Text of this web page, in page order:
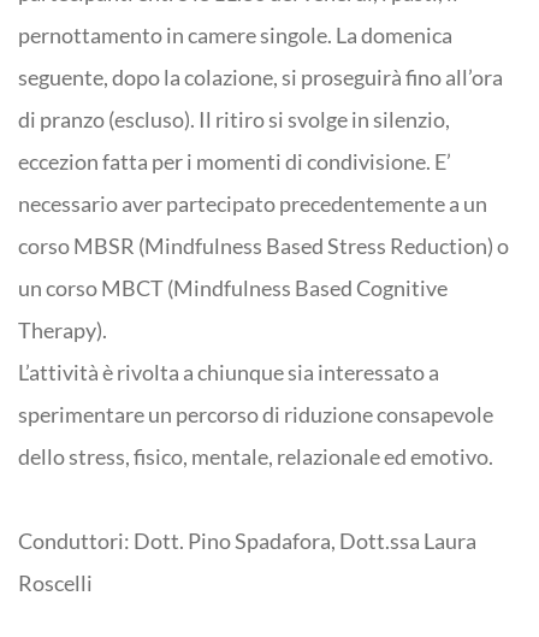
pernottamento in camere singole. La domenica
seguente, dopo la colazione, si proseguirà fino all’ora
di pranzo (escluso). Il ritiro si svolge in silenzio,
eccezion fatta per i momenti di condivisione. E’
necessario aver partecipato precedentemente a un
corso MBSR (Mindfulness Based Stress Reduction) o
un corso MBCT (Mindfulness Based Cognitive
Therapy).
L’attività è rivolta a chiunque sia interessato a
sperimentare un percorso di riduzione consapevole
dello stress, fisico, mentale, relazionale ed emotivo.
Conduttori: Dott. Pino Spadafora, Dott.ssa Laura
Roscelli